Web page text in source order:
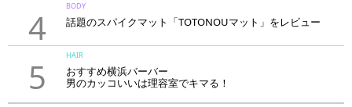
4
BODY
話題のスパイクマット「TOTONOUマット」をレビュー
5
HAIR
おすすめ横浜バーバー
男のカッコいいは理容室でキマる！